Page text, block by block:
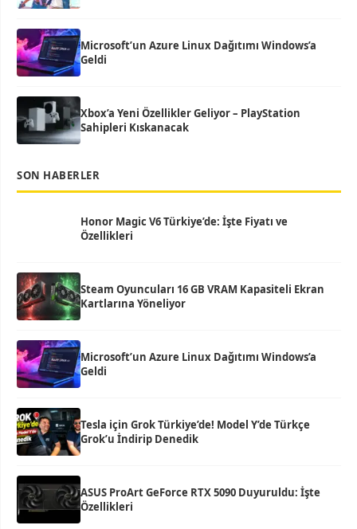
Microsoft’un Azure Linux Dağıtımı Windows’a
Geldi
Xbox’a Yeni Özellikler Geliyor – PlayStation
Sahipleri Kıskanacak
SON HABERLER
Honor Magic V6 Türkiye’de: İşte Fiyatı ve
Özellikleri
Steam Oyuncuları 16 GB VRAM Kapasiteli Ekran
Kartlarına Yöneliyor
Microsoft’un Azure Linux Dağıtımı Windows’a
Geldi
Tesla için Grok Türkiye’de! Model Y’de Türkçe
Grok’u İndirip Denedik
ASUS ProArt GeForce RTX 5090 Duyuruldu: İşte
Özellikleri